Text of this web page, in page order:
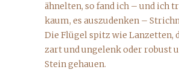
ähnelten, so fand ich – und ich
kaum, es auszudenken –
Die Flügel spitz wie Lanzetten,
zart und ungelenk oder robust
Stein gehauen.